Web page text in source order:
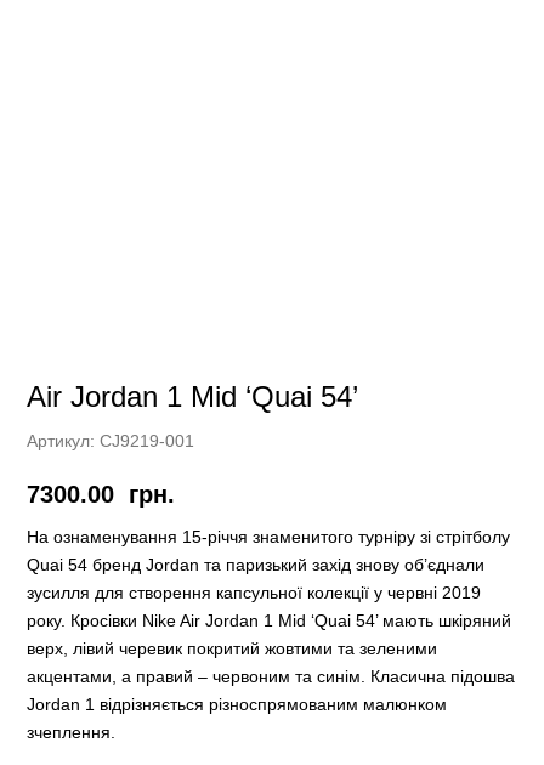
Air Jordan 1 Mid ‘Quai 54’
Артикул:CJ9219-001
7300.00 грн.
На ознаменування 15-річчя знаменитого турніру зі стрітболу
Quai 54 бренд Jordan та паризький захід знову об’єднали
зусилля для створення капсульної колекції у червні 2019
року. Кросівки Nike Air Jordan 1 Mid ‘Quai 54’ мають шкіряний
верх, лівий черевик покритий жовтими та зеленими
акцентами, а правий – червоним та синім. Класична підошва
Jordan 1 відрізняється різноспрямованим малюнком
зчеплення.